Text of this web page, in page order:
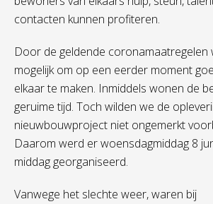
contacten kunnen profiteren.
Door de geldende coronamaatregelen
mogelijk om op een eerder moment
elkaar te maken. Inmiddels wonen de
geruime tijd. Toch wilden we de
nieuwbouwproject niet ongemerkt
Daarom werd er woensdagmiddag 8
middag georganiseerd.
Vanwege het slechte weer, waren bij